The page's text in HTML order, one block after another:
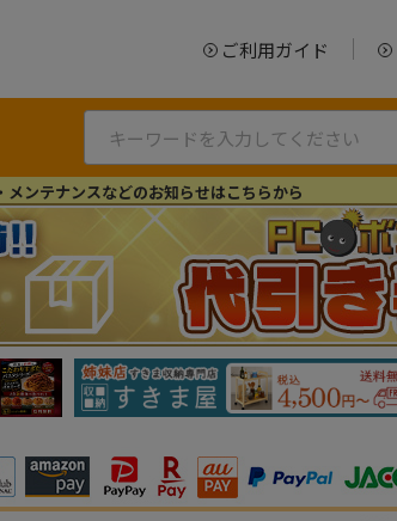
ご利用ガイド
ンテナンスなどのお知らせはこちらから